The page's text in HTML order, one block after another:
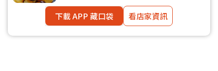
下載 APP 藏口袋 看店家資訊